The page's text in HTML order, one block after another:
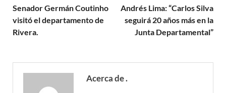
Senador Germán Coutinho
visitó el departamento de
Rivera.
Andrés Lima: “Carlos Silva
seguirá 20 años más en la
Junta Departamental”
Acerca de .